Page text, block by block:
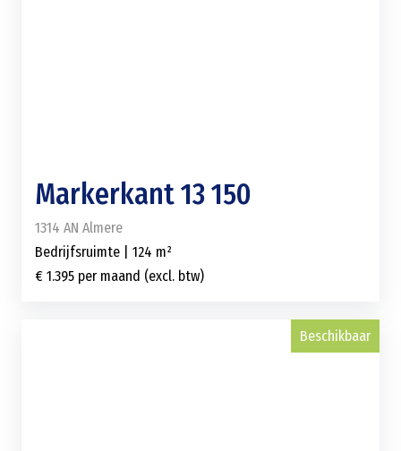
Markerkant 13 150
1314 AN Almere
Bedrijfsruimte | 124 m²
€ 1.395 per maand (excl. btw)
Beschikbaar